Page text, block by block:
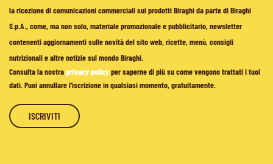
la ricezione di comunicazioni commerciali sui prodotti Biraghi da parte di Biraghi
S.p.A., come, ma non solo, materiale promozionale e pubblicitario, newsletter
contenenti aggiornamenti sulle novità del sito web, ricette, menù, consigli
nutrizionali e altre notizie sul mondo Biraghi.
Consulta la nostraprivacy policyper saperne di più su come vengono trattati i tuoi
dati. Puoi annullare l'iscrizione in qualsiasi momento, gratuitamente.